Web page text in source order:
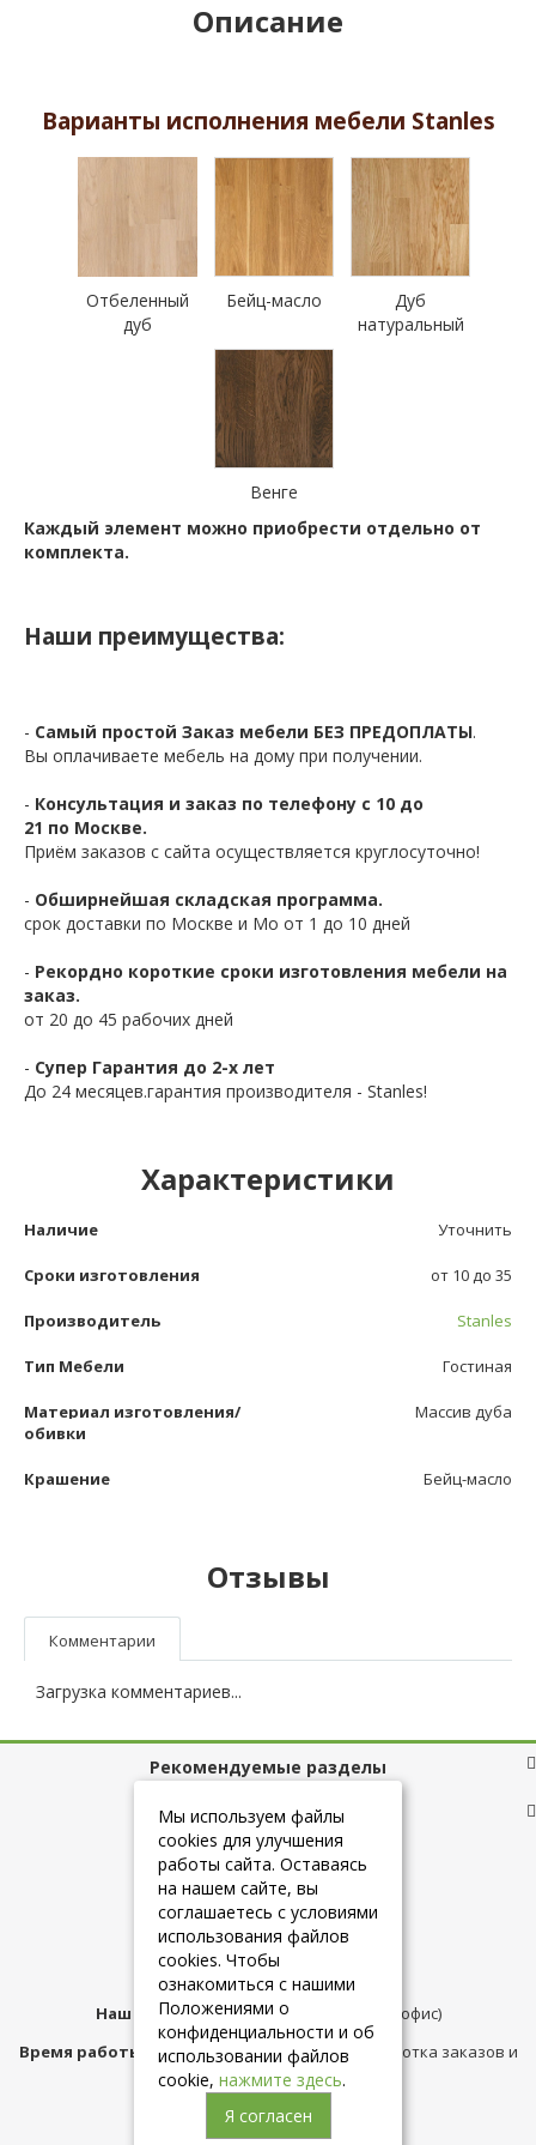
Описание
Варианты исполнения мебели Stanles
Отбеленный
дуб
Бейц-масло
Дуб
натуральный
Венге
Каждый элемент можно приобрести отдельно от
комплекта.
Наши преимущества:
- Самый простой Заказ мебели БЕЗ ПРЕДОПЛАТЫ.
Вы оплачиваете мебель на дому при получении.
- Консультация и заказ по телефону с 10 до
21 по Москве.
Приём заказов с сайта осуществляется круглосуточно!
- Обширнейшая складская программа.
срок доставки по Москве и Мо от 1 до 10 дней
- Рекордно короткие сроки изготовления мебели на
заказ.
от 20 до 45 рабочих дней
- Супер Гарантия до 2-х лет
До 24 месяцев.гарантия производителя - Stanles!
Характеристики
Наличие Уточнить
Сроки изготовления от 10 до 35
Производитель Stanles
Тип Мебели Гостиная
Материал изготовления/
обивки
Массив дуба
Крашение Бейц-масло
Отзывы
Комментарии
Загрузка комментариев...
Рекомендуемые разделы
Полезные ссылки
+7 (925) 084-10-60
Наш адрес:Москва,ул.Плещеева д.12 (офис)
Время работы магазина:с 10:00 до 21:00 (обработка заказов и
консультация)
Мы используем файлы
cookies для улучшения
работы сайта. Оставаясь
на нашем сайте, вы
соглашаетесь с условиями
использования файлов
cookies. Чтобы
ознакомиться с нашими
Положениями о
конфиденциальности и об
использовании файлов
cookie, нажмите здесь.
Я согласен